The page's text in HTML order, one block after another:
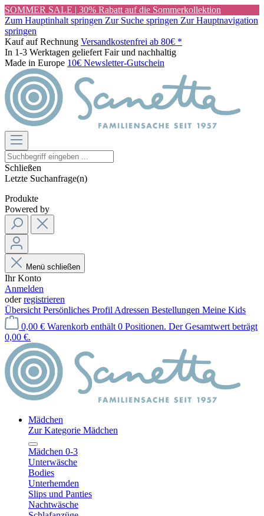
SOMMER SALE | 30% Rabatt auf die Sommerkollektion
Zum Hauptinhalt springen Zur Suche springen Zur Hauptnavigation
springen
Kauf auf Rechnung Versandkostenfrei ab 80€ *
In 1-3 Werktagen geliefert Fair und nachhaltig
Made in Europe 10€ Newsletter-Gutschein
Schließen
Letzte Suchanfrage(n)
Produkte
Powered by
Menü schließen
Ihr Konto
Anmelden
oderregistrieren
Übersicht Persönliches Profil Adressen Bestellungen Meine Kids
0,00 € Warenkorb enthält 0 Positionen. Der Gesamtwert beträgt
0,00 €.
Mädchen
Zur Kategorie Mädchen
Mädchen 0-3
Unterwäsche
Bodies
Unterhemden
Slips und Panties
Nachtwäsche